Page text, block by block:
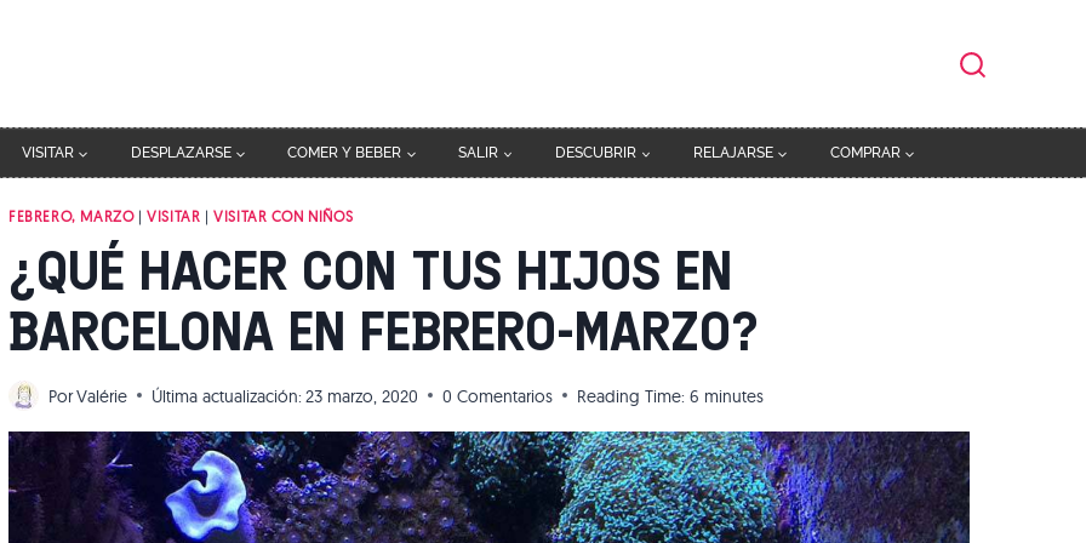
VISITAR DESPLAZARSE COMER Y BEBER SALIR DESCUBRIR RELAJARSE COMPRAR
FEBRERO, MARZO|VISITAR |VISITAR CON NIÑOS
¿QUÉ HACER CON TUS HIJOS EN
BARCELONA EN FEBRERO-MARZO?
PorValérie Última actualización: 23 marzo, 2020 0 Comentarios Reading Time: 6 minutes